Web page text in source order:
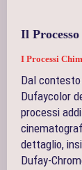
Il
I Processi
Dal
Dufaycolor
processi
dettaglio,